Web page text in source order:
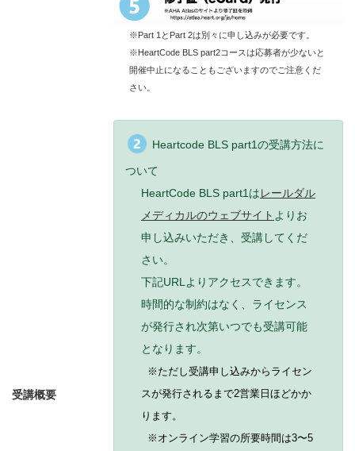
受講概要
※Part 1とPart 2は別々に申し込みが必要です。
※HeartCode BLS part2コースは応募者が少ないと
開催中止になることもございますのでご注意くだ
さい。
Heartcode BLS part1の受講方法に
ついて
HeartCode BLS part1はレールダル
メディカルのウェブサイト よりお
申し込みいただき、受講してくだ
さい。
下記URLよりアクセスできます。
時間的な制約はなく、ライセンス
が発行され次第いつでも受講可能
となります。
※ただし受講申し込みからライセン
スが発行されるまで2営業日ほどかか
ります。
※オンライン学習の所要時間は3〜5